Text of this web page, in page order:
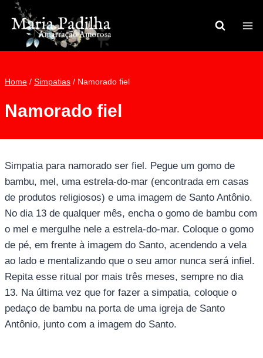
Pular
para
Conteúdo
Home / Simpatias / Namorado fiel
Namorado fiel
Simpatia para namorado ser fiel. Pegue um gomo de
bambu, mel, uma estrela-do-mar (encontrada em casas
de produtos religiosos) e uma imagem de Santo Antônio.
No dia 13 de qualquer mês, encha o gomo de bambu com
o mel e mergulhe nele a estrela-do-mar. Coloque o gomo
de pé, em frente à imagem do Santo, acendendo a vela
ao lado e mentalizando que o seu amor nunca será infiel.
Repita esse ritual por mais três meses, sempre no dia
13. Na última vez que for fazer a simpatia, coloque o
pedaço de bambu na porta de uma igreja de Santo
Antônio, junto com a imagem do Santo.